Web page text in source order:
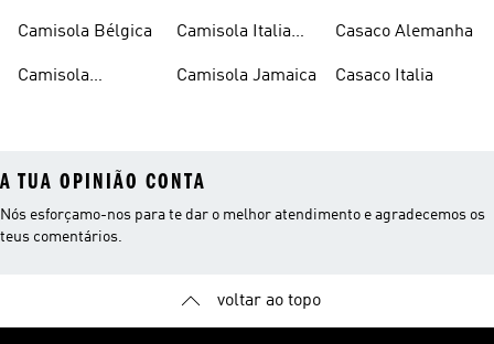
Camisola Bélgica
Camisola
Camisola Italia
Camisola Jamaica
Casaco Alemanha
Casaco Italia
A TUA OPINIÃO CONTA
Nós esforçamo-nos para te dar o melhor atendimento e agradecemos os
teus comentários.
voltar ao topo